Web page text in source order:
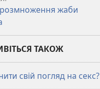
розмноження жаби
ТАКОЖ
свій погляд на секс?